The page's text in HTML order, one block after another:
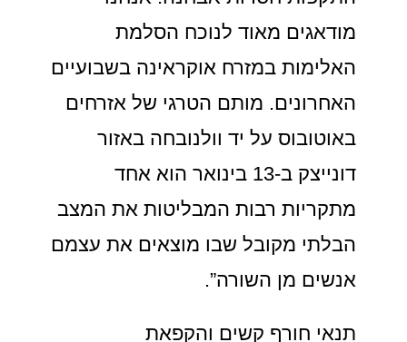
מודאגים מאוד לנוכח הסלמת
האלימות במזרח אוקראינה בשבועיים
האחרונים. מותם הטרגי של אזרחים
באוטובוס על יד וולנובחה באזור
דונייצק ב-13 בינואר הוא אחד
מתקריות רבות המבליטות את המצב
הבלתי מקובל שבו מוצאים את עצמם
אנשים מן השורה”.
תנאי חורף קשים והקפאת